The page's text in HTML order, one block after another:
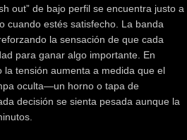
out” de bajo perfil se encuentra justo a
cuando estés satisfecho. La banda
la sensación de que cada
para ganar algo importante. En
la tensión aumenta a medida que el
oculta—un horno o tapa de
decisión se sienta pesada aunque la